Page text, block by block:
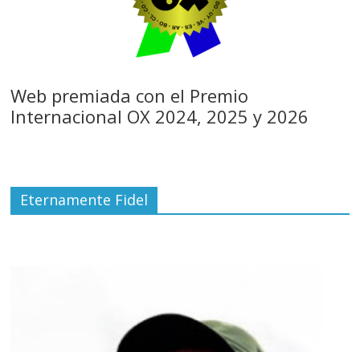
Web premiada con el Premio
Internacional OX 2024, 2025 y 2026
Eternamente Fidel